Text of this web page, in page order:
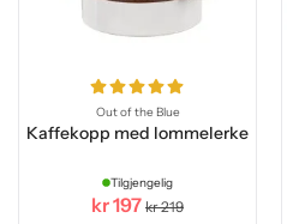
Out of the Blue
Kaffekopp med lommelerke
Tilgjengelig
kr 197 kr 219